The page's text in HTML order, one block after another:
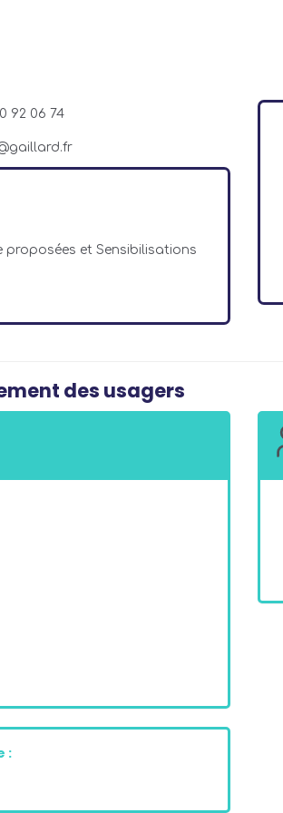
92 06 74
et Sensibilisations
des usagers
: